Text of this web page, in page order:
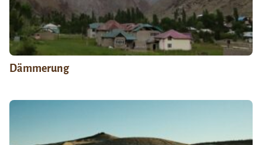
Dämmerung